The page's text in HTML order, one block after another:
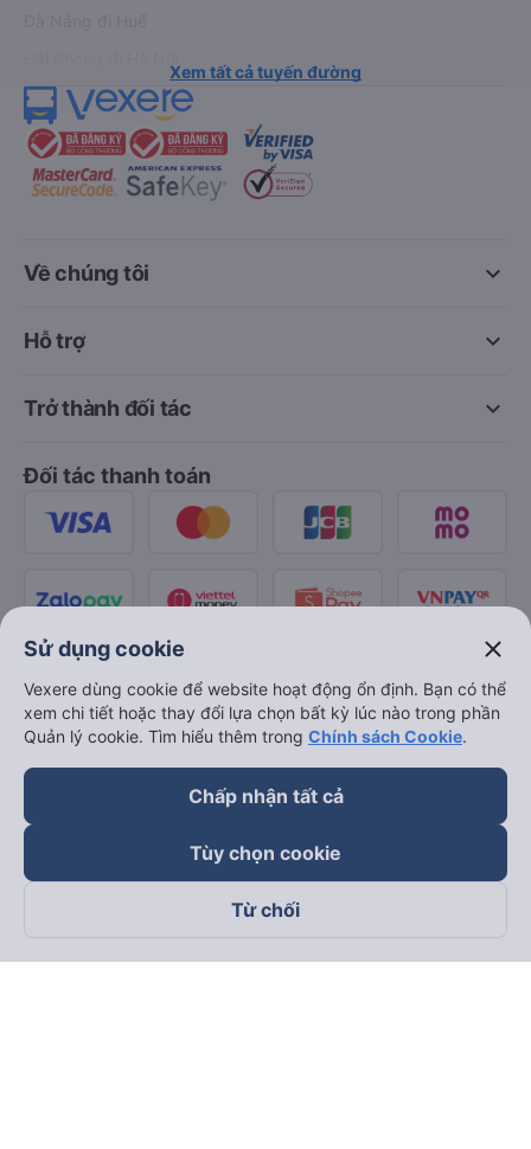
Xem tất cả tuyến đường
keyboard_arrow_down
Về chúng tôi
keyboard_arrow_down
Hỗ trợ
keyboard_arrow_down
Trở thành đối tác
Đối tác thanh toán
Sử dụng cookie close
Vexere dùng cookie để website hoạt động ổn định. Bạn có thể
xem chi tiết hoặc thay đổi lựa chọn bất kỳ lúc nào trong phần
Quản lý cookie. Tìm hiểu thêm trong Chính sách Cookie.
Chấp nhận tất cả
Tùy chọn cookie
Từ chối